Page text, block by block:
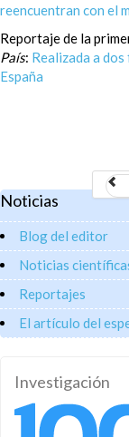
reencuentran con el
Reportaje de la
País: Realizada a
España
Noticias
Blog del editor
Noticias
Reportajes
El artículo del
Investigación